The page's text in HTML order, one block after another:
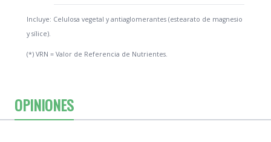
Incluye: Celulosa vegetal y antiaglomerantes (estearato de magnesio
y sílice).
(*) VRN = Valor de Referencia de Nutrientes.
OPINIONES